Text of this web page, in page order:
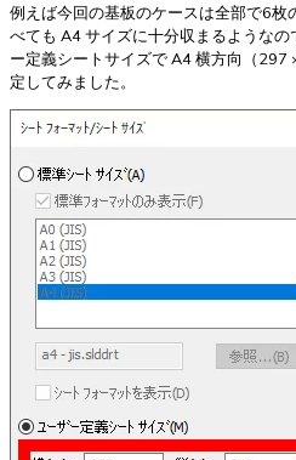
例えば今回の基板のケースは全部で6
べても A4 サイズに十分収まるような
ー定義シートサイズで A4 横方向（
定してみました。